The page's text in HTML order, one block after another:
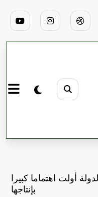
أولت اهتماما كبيرا
بإنتاجها